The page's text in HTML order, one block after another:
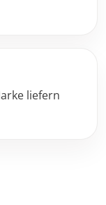
liefern